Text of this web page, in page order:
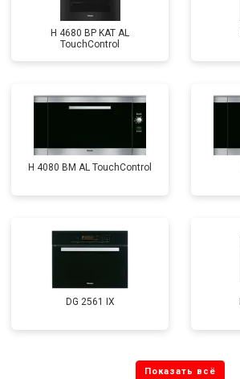
H 4680 BP KAT AL
TouchControl
H 4080 BM AL TouchControl
DG 2561 IX